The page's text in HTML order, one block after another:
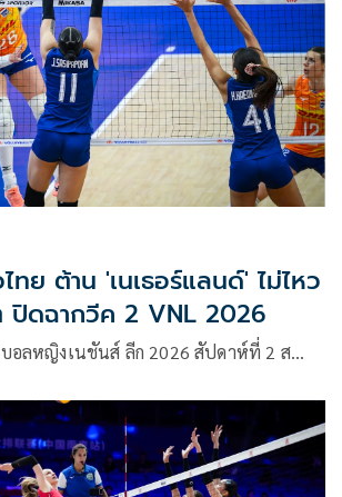
ลตฟอร์มสตรีมมิง Monomax และ ช่อง
TV ที่จะถ่ายทอดสดการแข่งขันระดับโลก
แบบเต็มอิ่มตลอดทัวร์นาเมนต์
ทย ต้าน 'เนเธอร์แลนด์' ไม่ไหว
ปิดฉากวีค 2 VNL 2026
อลหญิงเนชันส์ ลีก 2026 สัปดาห์ที่ 2 ส…